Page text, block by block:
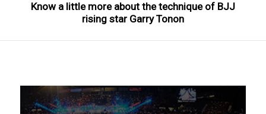
Know a little more about the technique of BJJ
rising star Garry Tonon